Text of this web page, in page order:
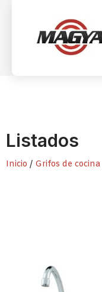
Listados
Inicio / Grifos de cocina